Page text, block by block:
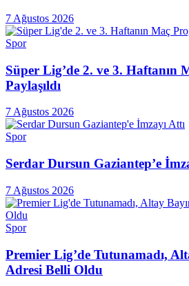
7 Ağustos 2026
Spor
Süper Lig’de 2. ve 3. Haftanın
Paylaşıldı
7 Ağustos 2026
Spor
Serdar Dursun Gaziantep’e
7 Ağustos 2026
Spor
Premier Lig’de Tutunamadı,
Adresi Belli Oldu